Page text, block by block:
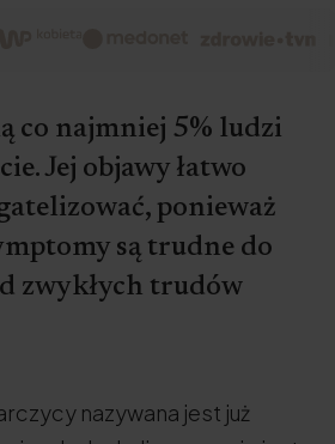
co najmniej 5% ludzi
Jej objawy łatwo
ponieważ
są trudne do
zwykłych trudów
nazywana jest już